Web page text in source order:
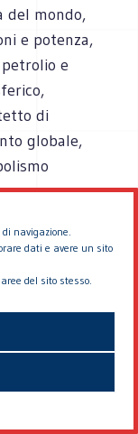
navigazione.
dati e avere un sito
del sito stesso.
del mondo,
e potenza,
e
di
globale,
i suoi
allagamenti
il
diffusa, la
tutta la
consumo dei